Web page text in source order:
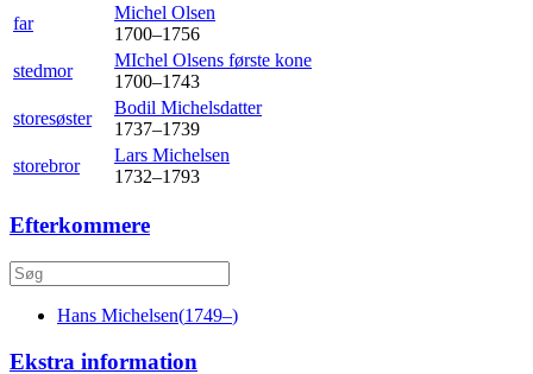
far
Michel Olsen
1700–1756
stedmor
MIchel Olsens første kone
1700–1743
storesøster
Bodil Michelsdatter
1737–1739
storebror
Lars Michelsen
1732–1793
Efterkommere
Hans Michelsen(1749–)
Ekstra information